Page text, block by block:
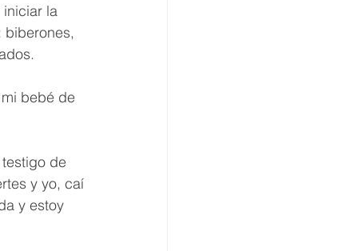
iniciar la
biberones,
bebé de
de
y yo, caí
y estoy